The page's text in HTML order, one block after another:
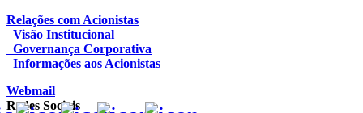
Relações com Acionistas
Visão Institucional
Governança Corporativa
Informações aos Acionistas
Webmail
Redes Sociais